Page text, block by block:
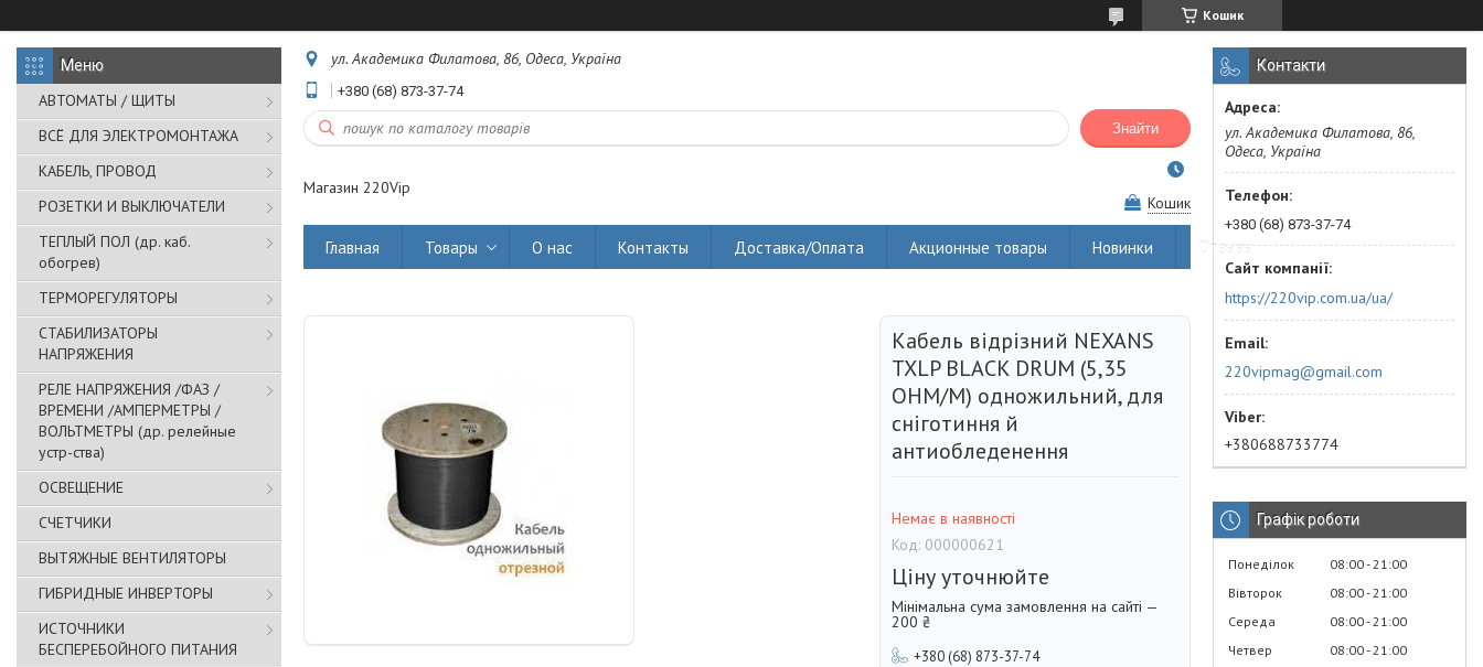
Кошик
АВТОМАТЫ / ЩИТЫ
ВСЁ ДЛЯ ЭЛЕКТРОМОНТАЖА
КАБЕЛЬ, ПРОВОД
РОЗЕТКИ И ВЫКЛЮЧАТЕЛИ
ТЕПЛЫЙ ПОЛ (др. каб.
обогрев)
ТЕРМОРЕГУЛЯТОРЫ
СТАБИЛИЗАТОРЫ
НАПРЯЖЕНИЯ
РЕЛЕ НАПРЯЖЕНИЯ /ФАЗ /
ВРЕМЕНИ /АМПЕРМЕТРЫ /
ВОЛЬТМЕТРЫ (др. релейные
устр-ства)
ОСВЕЩЕНИЕ
СЧЕТЧИКИ
ВЫТЯЖНЫЕ ВЕНТИЛЯТОРЫ
ГИБРИДНЫЕ ИНВЕРТОРЫ
ИСТОЧНИКИ
БЕСПЕРЕБОЙНОГО ПИТАНИЯ
ул. Академика Филатова, 86, Одеса, Україна
+380 (68) 873-37-74
Знайти
Магазин 220Vip
Кошик
Главная Товары О нас Контакты Доставка/Оплата Акционные товары Новинки Отзывы
Кабель відрізний NEXANS
TXLP BLACK DRUM (5,35
OHM/M) одножильний, для
сніготиння й
антиобледенення
Немає в наявності
Код: 000000621
Ціну уточнюйте
Мінімальна сума замовлення на сайті —
200 ₴
+380 (68) 873-37-74
Контакти
ул. Академика Филатова, 86,
Одеса, Україна
+380 (68) 873-37-74
https://220vip.com.ua/ua/
220vipmag@gmail.com
+380688733774
Графік роботи
Понеділок 08:00 21:00
Вівторок
08:00 21:00
Середа
08:00 21:00
Четвер
08:00 21:00